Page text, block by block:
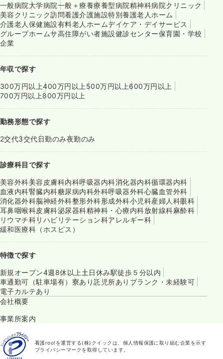
一般病院大学病院一般＋療養療養型病院精神科病院クリニック
美容クリニック訪問看護介護施設特別養護老人ホーム
介護老人保健施設有料老人ホームデイケア・デイサービス
グループホームサ高住障がい者施設健診センター保育園・学校
企業
年収で探す
300万円以上400万円以上 500万円以上600万円以上
700万円以上800万円以上
勤務形態で探す
2交代3交代日勤のみ夜勤のみ
診療科目で探す
美容外科美容皮膚科内科呼吸器内科消化器内科循環器内科
血液内科腎臓内科糖尿病内科外科呼吸器外科心臓血管外科
消化器外科脳神経外科整形外科形成外科小児科産婦人科眼科
耳鼻咽喉科皮膚科泌尿器科精神科・心療内科放射線科麻酔科
リウマチ科リハビリテーション科アレルギー科
緩和医療科（ホスピス）
特徴で探す
新規オープン4週8休以上 土日休み駅徒歩５分以内
車通勤可（駐車場有） 寮あり託児所あり ブランク・未経験可
電子カルテあり
会社概要
事業所案内
看護roo!を運営する(株)クイックは、個人情報保護に取り組む企業を示す
プライバシーマークを取得しています。